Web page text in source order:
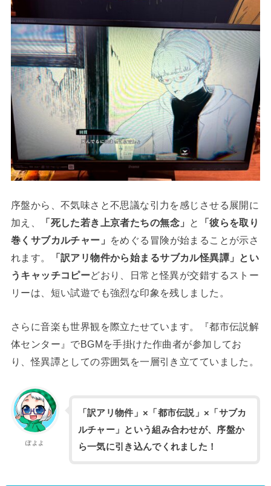
序盤から、不気味さと不思議な引力を感じさせる展開に
加え、
「死した若き上京者たちの無念」 と
「彼らを取り
巻くサブカルチャー」
をめぐる冒険が始まることが示さ
れます。
「訳アリ物件から始まるサブカル怪異譚」とい
うキャッチコピーどおり、日常と怪異が交錯するストー
リーは、短い試遊でも強烈な印象を残しました。
さらに音楽も世界観を際立たせています。『都市伝説解
体センター』でBGMを手掛けた作曲者が参加してお
り、怪異譚としての雰囲気を一層引き立てていました。
ぽよよ
「訳アリ物件」×「都市伝説」×「サブカ
ルチャー」という組み合わせが、序盤か
ら一気に引き込んでくれました！